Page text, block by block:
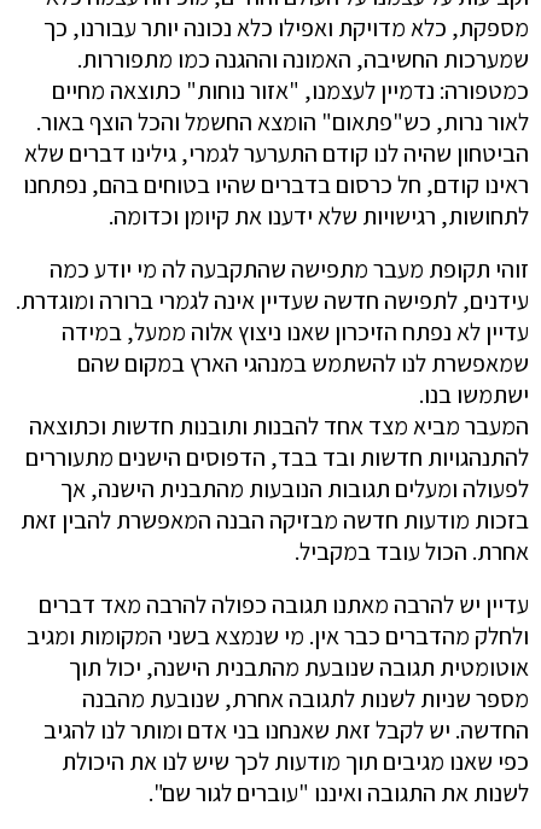
מספקת, כלא מדויקת ואפילו כלא נכונה יותר עבורנו, כך
שמערכות החשיבה, האמונה וההגנה כמו מתפוררות.
כמטפורה: נדמיין לעצמנו, "אזור נוחות" כתוצאה מחיים
לאור נרות, כש"פתאום" הומצא החשמל והכל הוצף באור.
הביטחון שהיה לנו קודם התערער לגמרי, גילינו דברים שלא
ראינו קודם, חל כרסום בדברים שהיו בטוחים בהם, נפתחנו
לתחושות, רגישויות שלא ידענו את קיומן וכדומה.
זוהי תקופת מעבר מתפישה שהתקבעה לה מי יודע כמה
עידנים, לתפישה חדשה שעדיין אינה לגמרי ברורה ומוגדרת.
עדיין לא נפתח הזיכרון שאנו ניצוץ אלוה ממעל, במידה
שמאפשרת לנו להשתמש במנהגי הארץ במקום שהם
ישתמשו בנו.
המעבר מביא מצד אחד להבנות ותובנות חדשות וכתוצאה
להתנהגויות חדשות ובד בבד, הדפוסים הישנים מתעוררים
לפעולה ומעלים תגובות הנובעות מהתבנית הישנה, אך
בזכות מודעות חדשה מבזיקה הבנה המאפשרת להבין זאת
אחרת. הכול עובד במקביל.
עדיין יש להרבה מאתנו תגובה כפולה להרבה מאד דברים
ולחלק מהדברים כבר אין. מי שנמצא בשני המקומות ומגיב
אוטומטית תגובה שנובעת מהתבנית הישנה, יכול תוך
מספר שניות לשנות לתגובה אחרת, שנובעת מהבנה
החדשה. יש לקבל זאת שאנחנו בני אדם ומותר לנו להגיב
כפי שאנו מגיבים תוך מודעות לכך שיש לנו את היכולת
לשנות את התגובה ואיננו "עוברים לגור שם".